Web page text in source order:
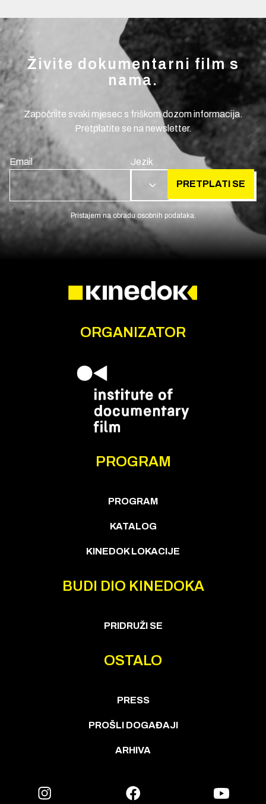
Živite dokumentarni film s
nama.
Započnite svaki mjesec s friškom dozom informacija.
Pretplatite se na newsletter.
Email Jezik
HR PRETPLATI SE
Pristajem na obradu osobnih podataka.
ORGANIZATOR
PROGRAM
PROGRAM
KATALOG
KINEDOK LOKACIJE
BUDI DIO KINEDOKA
PRIDRUŽI SE
OSTALO
PRESS
PROŠLI DOGAĐAJI
ARHIVA